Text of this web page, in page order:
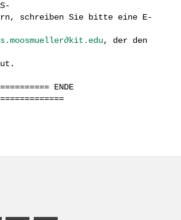
schreiben Sie bitte eine E-
, der den
ENDE